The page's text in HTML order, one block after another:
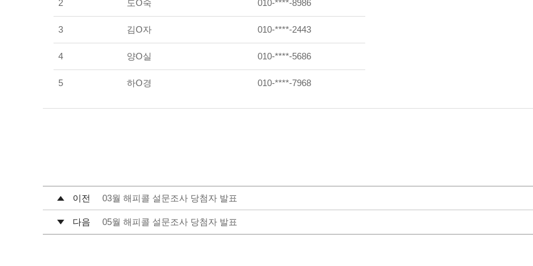
2 도O숙 010-****-8986
3 김O자 010-****-2443
4 양O실 010-****-5686
5 하O경 010-****-7968
이전 03월 해피콜 설문조사 당첨자 발표
다음 05월 해피콜 설문조사 당첨자 발표